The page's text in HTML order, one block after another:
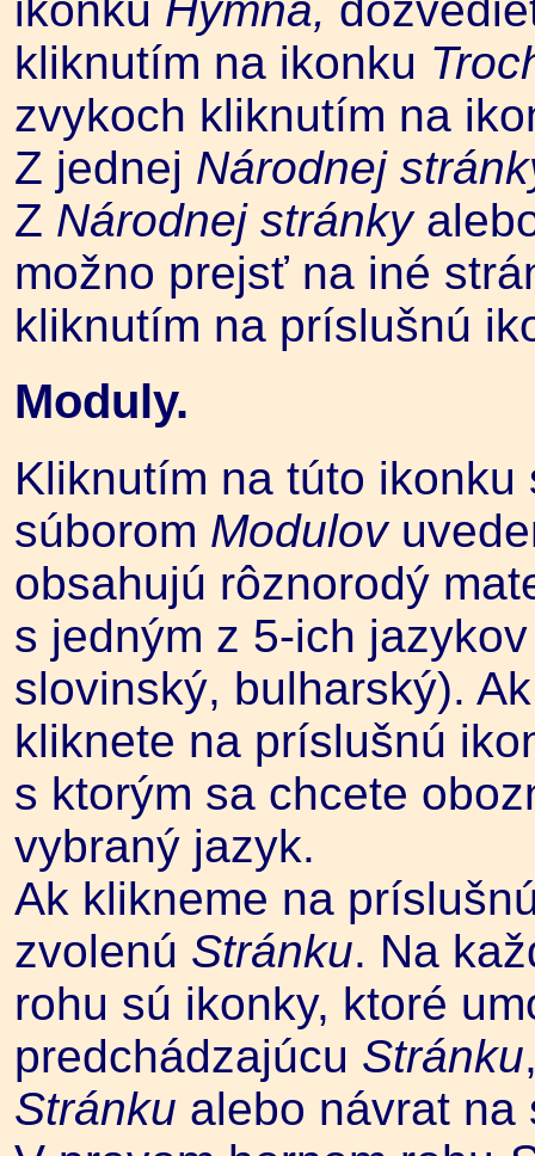
kliknutím na ikonku
zvykoch kliknutím na
Z jednej Národnej
Z Národnej stránky
možno prejsť na iné
kliknutím na príslušnú
Moduly.
Kliknutím na túto
súborom Modulov
obsahujú rôznorodý
s jedným z 5-ich
slovinský, bulharský).
kliknete na príslušnú
s ktorým sa chcete
vybraný jazyk.
Ak klikneme na
zvolenú Stránku. Na
rohu sú ikonky, ktoré
predchádzajúcu Stránku
Stránku alebo návrat